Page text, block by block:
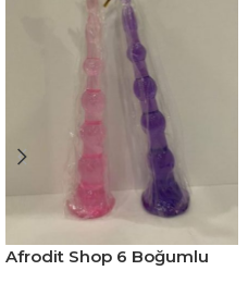
Afrodit Shop 6 Boğumlu